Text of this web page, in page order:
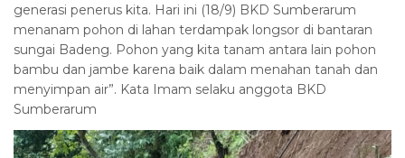
generasi penerus kita. Hari ini (18/9) BKD Sumberarum
menanam pohon di lahan terdampak longsor di bantaran
sungai Badeng. Pohon yang kita tanam antara lain pohon
bambu dan jambe karena baik dalam menahan tanah dan
menyimpan air”. Kata Imam selaku anggota BKD
Sumberarum